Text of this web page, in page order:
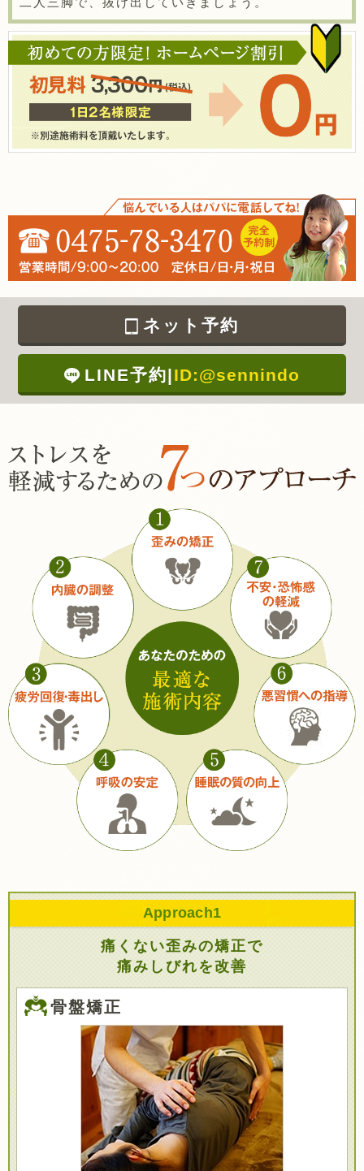
ネット予約
LINE予約|ID:@sennindo
Approach1
痛くない歪みの矯正で
痛みしびれを改善
骨盤矯正